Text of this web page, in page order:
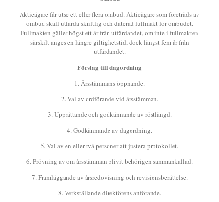
Aktieägare får utse ett eller flera ombud. Aktieägare som företräds av
ombud skall utfärda skriftlig och daterad fullmakt för ombudet.
Fullmakten gäller högst ett år från utfärdandet, om inte i fullmakten
särskilt anges en längre giltighetstid, dock längst fem år från
utfärdandet.
Förslag till dagordning
1. Årsstämmans öppnande.
2. Val av ordförande vid årsstämman.
3. Upprättande och godkännande av röstlängd.
4. Godkännande av dagordning.
5. Val av en eller två personer att justera protokollet.
6. Prövning av om årsstämman blivit behörigen sammankallad.
7. Framläggande av årsredovisning och revisionsberättelse.
8. Verkställande direktörens anförande.